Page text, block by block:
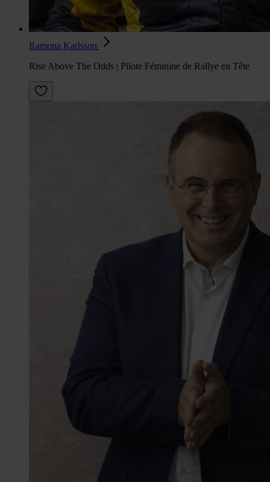
Ramona Karlsson
Rise Above The Odds | Pilote Féminine de Rallye en Tête